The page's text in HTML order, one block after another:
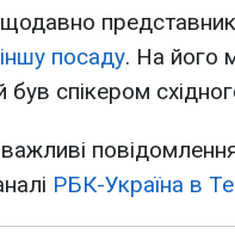
посаду. На його
був спікером
РБК-Україна в